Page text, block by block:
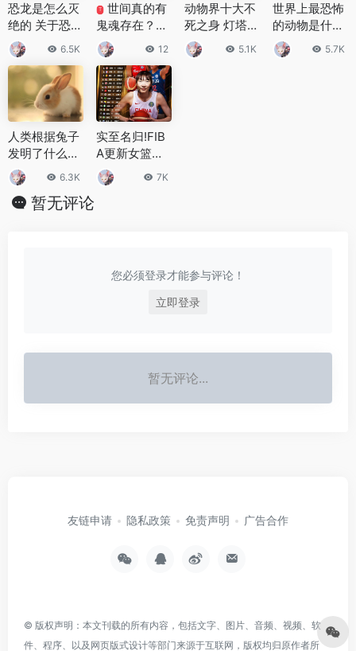
恐龙是怎么灭
绝的 关于恐龙
灭绝的原因有
三种说法
6.5K
T
世间真的有
鬼魂存在？十
大经典灵异实
验，解锁超自
然未解真相
12
动物界十大不
死之身 灯塔水
母无限返老还
童
5.1K
世界上最恐怖
的动物是什
么，蝙蝠会给
人类带来哪些
5.7K
人类根据兔子
发明了什么东
西？兔子的特
质应用到艺术
中
6.3K
实至名归!FIB
A更新女篮世
界排名:中国女
篮升至第二
7K
暂无评论
您必须登录才能参与评论！
立即登录
暂无评论...
友链申请 隐私政策 免责声明 广告合作
© 版权声明：本文刊载的所有内容，包括文字、图片、音频、视频、软
件、程序、以及网页版式设计等部门来源于互联网，版权均归原作者所